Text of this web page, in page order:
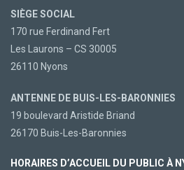
SIÈGE SOCIAL
170 rue Ferdinand Fert
Les Laurons – CS 30005
26110 Nyons
ANTENNE DE BUIS-LES-BARONNIES
19 boulevard Aristide Briand
26170 Buis-Les-Baronnies
HORAIRES D’ACCUEIL DU PUBLIC À